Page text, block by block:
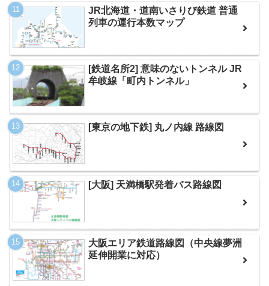
JR北海道・道南いさりび鉄道 普通
列車の運行本数マップ
[鉄道名所2] 意味のないトンネル JR
牟岐線「町内トンネル」
[東京の地下鉄] 丸ノ内線 路線図
[大阪] 天満橋駅発着バス路線図
大阪エリア鉄道路線図（中央線夢洲
延伸開業に対応）